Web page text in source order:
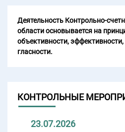
Деятельность Контрольно-
области основывается на
объективности,
гласности.
КОНТРОЛЬНЫЕ
23.07.2026